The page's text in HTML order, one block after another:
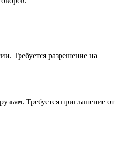
Требуется разрешение на
Требуется приглашение от